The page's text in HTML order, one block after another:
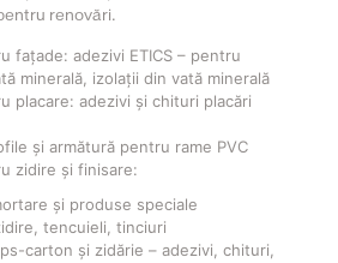
renovări.
fațade: adezivi ETICS – pentru
minerală, izolații din vată minerală
placare: adezivi și chituri placări
și armătură pentru rame PVC
zidire și finisare:
și produse speciale
tencuieli, tinciuri
carton și zidărie – adezivi, chituri,